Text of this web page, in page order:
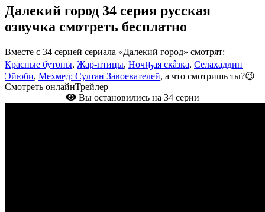
Далекий город 34 серия русская
озвучка смотреть бесплатно
Вместе с 34 серией сериала «Далекий город» смотрят:
Красные бутоны, Жар-птицы, Ночԣая скâзка, Селахаддин
Эйюби, Мехмед: Султан Завоевателей, а что смотришь ты?😉
Смотреть онлайнТрейлер
Вы остановились на 34 серии